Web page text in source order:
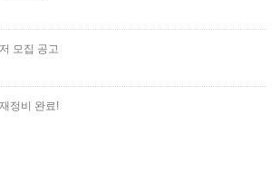
모집 공고
정비 완료!